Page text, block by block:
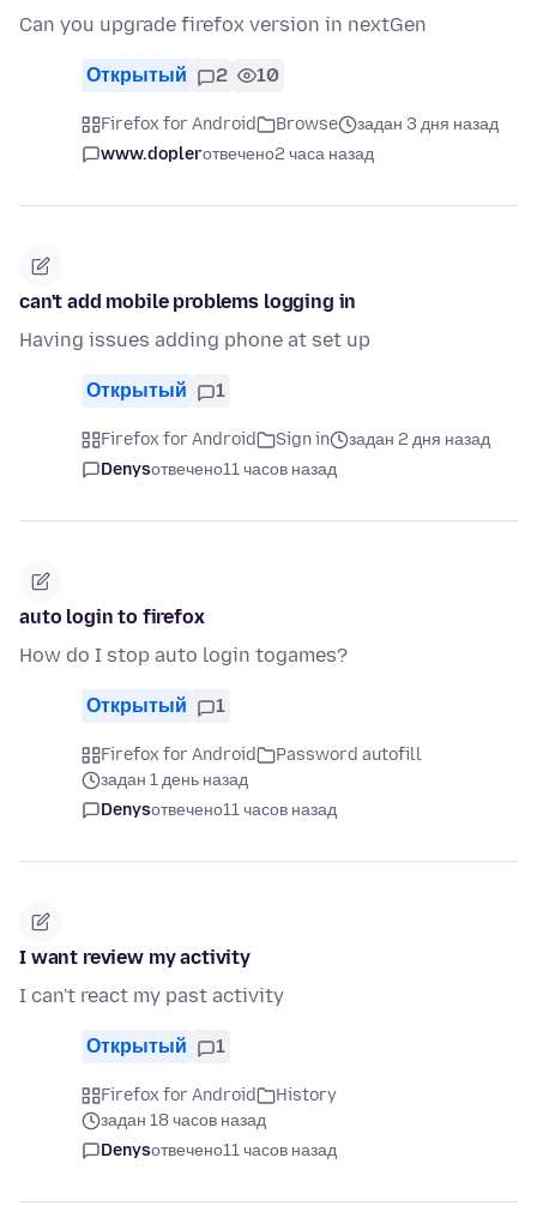
Can you upgrade firefox version in nextGen
Открытый 2 10
Firefox for Android Browse
задан 3 дня назад
www.doplerотвечено2 часа назад
can't add mobile problems logging in
Having issues adding phone at set up
Открытый 1
Firefox for Android Sign in
задан 2 дня назад
Denysотвечено11 часов назад
auto login to firefox
How do I stop auto login togames?
Открытый 1
Firefox for Android
Password autofill
задан 1 день назад
Denysотвечено11 часов назад
I want review my activity
I can't react my past activity
Открытый 1
Firefox for Android
History
задан 18 часов назад
Denysотвечено11 часов назад